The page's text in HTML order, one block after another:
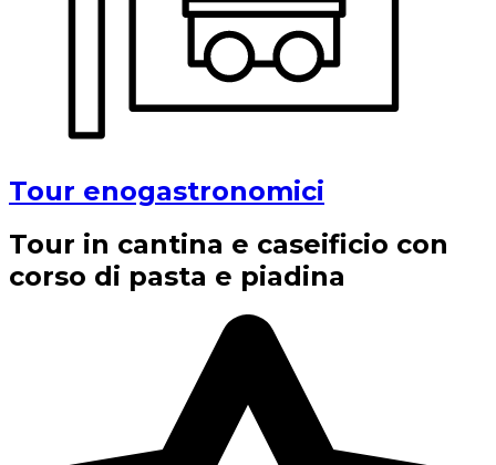
Tour enogastronomici
Tour in cantina e caseificio con
corso di pasta e piadina